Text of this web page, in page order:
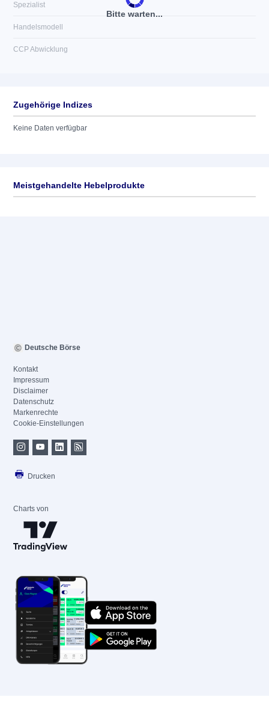
Bitte warten...
Spezialist
Handelsmodell
CCP Abwicklung
Zugehörige Indizes
Keine Daten verfügbar
Meistgehandelte Hebelprodukte
Deutsche Börse
Kontakt
Impressum
Disclaimer
Datenschutz
Markenrechte
Cookie-Einstellungen
Drucken
Charts von